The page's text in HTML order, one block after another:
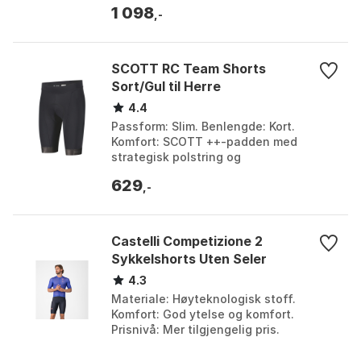
1 098 ,-
SCOTT RC Team Shorts
Sort/Gul til Herre
4.4
Passform: Slim. Benlengde: Kort.
Komfort: SCOTT ++-padden med
strategisk polstring og
Ergonomisk konstruksjon,
629 ,-
Castelli Competizione 2
Sykkelshorts Uten Seler
4.3
Materiale: Høyteknologisk stoff.
Komfort: God ytelse og komfort.
Prisnivå: Mer tilgjengelig pris.